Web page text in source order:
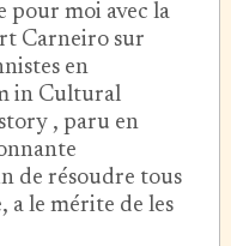
pour moi avec la
Carneiro sur
en
in Cultural
, paru en
de résoudre tous
a le mérite de les